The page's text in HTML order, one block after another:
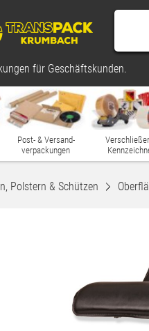
für Geschäftskunden.
Post- & Versand-
verpackungen
Polstern & Schützen